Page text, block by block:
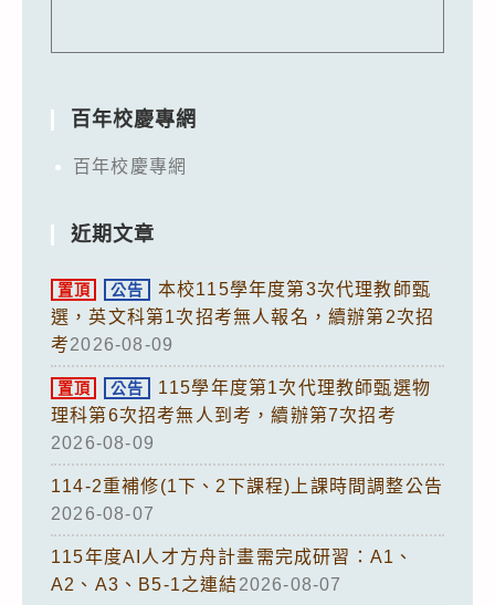
百年校慶專網
百年校慶專網
近期文章
置頂 公告
本校115學年度第3次代理教師甄
選，英文科第1次招考無人報名，續辦第2次招
考2026-08-09
置頂 公告
115學年度第1次代理教師甄選物
理科第6次招考無人到考，續辦第7次招考
2026-08-09
114-2重補修(1下、2下課程)上課時間調整公告
2026-08-07
115年度AI人才方舟計畫需完成研習：A1、
A2、A3、B5-1之連結2026-08-07